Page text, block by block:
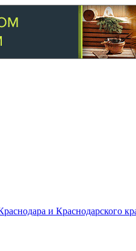
и Краснодарского